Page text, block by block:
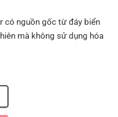
có nguồn gốc từ đáy biển
mà không sử dụng hóa